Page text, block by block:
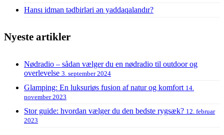
Hansı idman tədbirləri ən yaddaqalandır?
Nyeste artikler
Nødradio – sådan vælger du en nødradio til outdoor og
overlevelse 3. september 2024
Glamping: En luksuriøs fusion af natur og komfort 14.
november 2023
Stor guide: hvordan vælger du den bedste rygsæk? 12. februar
2023